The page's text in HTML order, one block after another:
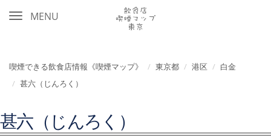
MENU
喫煙できる飲食店情報《喫煙マップ》 東京都 港区
白金
甚六（じんろく）
甚六（じんろく）